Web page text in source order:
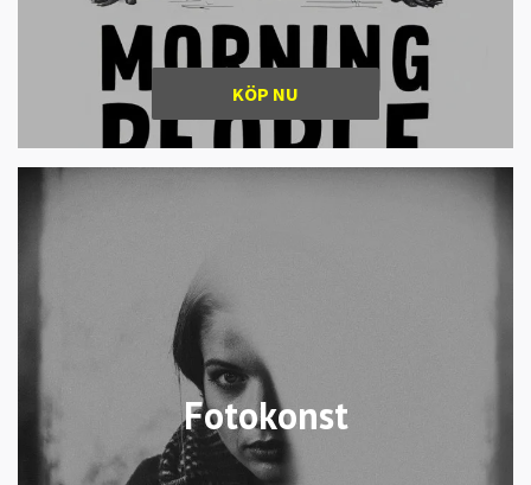
KÖP NU
Fotokonst